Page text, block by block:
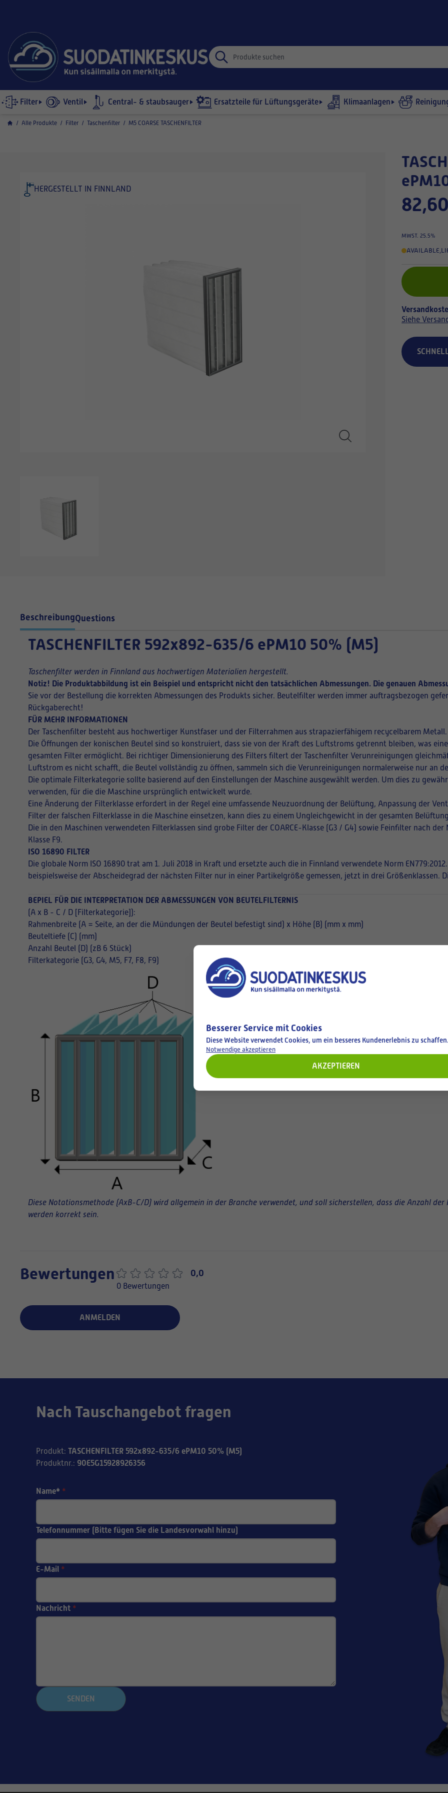
Filter Ventil Central- & staubsauger Ersatzteile für Lüftungsgeräte Klimaanlagen
/ Alle Produkte / Filter / Taschenfilter / M5 COARSE TASCHENFILTER
HERGESTELLT IN FINNLAND
TASCHENFILTER 592x892-635/6
MWST. 25.5%
AVAILABLE,
Siehe
BeschreibungQuestions
TASCHENFILTER 592x892-635/6 ePM10 50% (M5)
Taschenfilter werden in Finnland aus hochwertigen Materialien hergestellt.
Notiz! Die Produktabbildung ist ein Beispiel und entspricht nicht den tatsächlichen Abmessungen. Die genauen
Sie vor der Bestellung die korrekten Abmessungen des Produkts sicher. Beutelfilter werden immer auftragsbezogen
Rückgaberecht!
FÜR MEHR INFORMATIONEN
Der Taschenfilter besteht aus hochwertiger Kunstfaser und der Filterrahmen aus strapazierfähigem recycelbarem Metall.
Die Öffnungen der konischen Beutel sind so konstruiert, dass sie von der Kraft des Luftstroms getrennt bleiben, was
gesamten Filter ermöglicht. Bei richtiger Dimensionierung des Filters filtert der Taschenfilter Verunreinigungen
Luftstrom es nicht schafft, die Beutel vollständig zu öffnen, sammeln sich die Verunreinigungen normalerweise nur an
Die optimale Filterkategorie sollte basierend auf den Einstellungen der Maschine ausgewählt werden. Um dies zu
verwenden, für die die Maschine ursprünglich entwickelt wurde.
Eine Änderung der Filterklasse erfordert in der Regel eine umfassende Neuzuordnung der Belüftung, Anpassung der
Filter der falschen Filterklasse in die Maschine einsetzen, kann dies zu einem Ungleichgewicht in der gesamten
Die in den Maschinen verwendeten Filterklassen sind grobe Filter der COARCE-Klasse (G3 / G4) sowie Feinfilter nach
Klasse F9.
ISO 16890 FILTER
Die globale Norm ISO 16890 trat am 1. Juli 2018 in Kraft und ersetzte auch die in Finnland verwendete Norm
beispielsweise der Abscheidegrad der nächsten Filter nur in einer Partikelgröße gemessen, jetzt in drei Größenklassen.
BEPIEL FÜR DIE INTERPRETATION DER ABMESSUNGEN VON BEUTELFILTERNIS
(A x B - C / D [Filterkategorie]):
Rahmenbreite (A = Seite, an der die Mündungen der Beutel befestigt sind) x Höhe (B) (mm x mm)
Beuteltiefe (C) (mm)
Anzahl Beutel (D) (zB 6 Stück)
Filterkategorie (G3, G4, M5, F7, F8, F9)
Diese Notationsmethode (AxB-C/D) wird allgemein in der Branche verwendet, und soll sicherstellen, dass die Anzahl
werden korrekt sein.
Bewertungen 0,0
0 Bewertungen
ANMELDEN
Nach Tauschangebot fragen
Produkt: TASCHENFILTER 592x892-635/6 ePM10 50% (M5)
Produktnr.: 90E5G15928926356
Name* *
Telefonnummer (Bitte fügen Sie die Landesvorwahl hinzu)
E-Mail *
Nachricht *
SENDEN
Besserer Service mit Cookies
Diese Website verwendet Cookies, um ein besseres Kundenerlebnis zu schaffen.
Notwendige akzeptieren
AKZEPTIEREN